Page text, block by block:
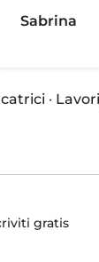
Sabrina
·
gratis